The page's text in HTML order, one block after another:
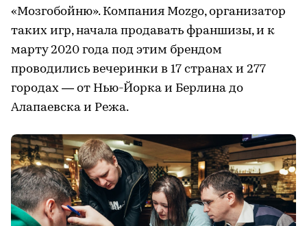
«Мозгобойню». Компания Mozgo, организатор
таких игр, начала продавать франшизы, и к
марту 2020 года под этим брендом
проводились вечеринки в 17 странах и 277
городах — от Нью-Йорка и Берлина до
Алапаевска и Режа.